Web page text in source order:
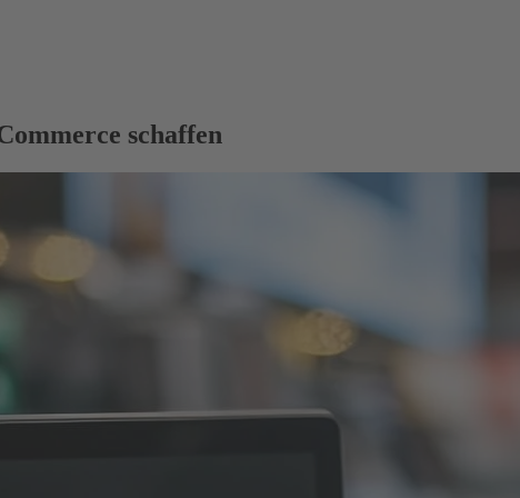
schaffen